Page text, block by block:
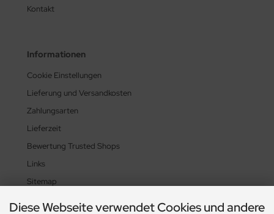
Kontakt
Informationen
Cookie Einstellungen
Lieferung und Versandkosten
Zahlungsarten
Lieferzeit
Bewertung Trusted Shops
Links
Sitemap
Diese Webseite verwendet Cookies und andere